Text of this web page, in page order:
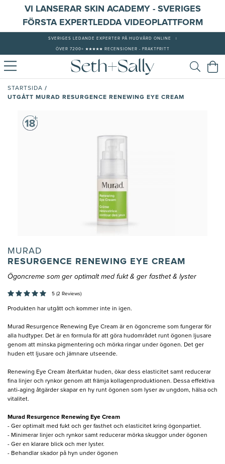
VI LANSERAR SKIN ACADEMY - SVERIGES
FÖRSTA EXPERTLEDDA VIDEOPLATTFORM
SVERIGES LEDANDE EXPERTER PÅ HUDVÅRD ONLINE
ÖVER 7200+ ★★★★★ RECENSIONER - FRAKTFRITT
STARTSIDA /
UTGÅTT MURAD RESURGENCE RENEWING EYE CREAM
MURAD
RESURGENCE RENEWING EYE CREAM
Ögoncreme som ger optimalt med fukt & ger fasthet & lyster
5 (2 Reviews)
Produkten har utgått och kommer inte in igen.
Murad Resurgence Renewing Eye Cream är en ögoncreme som fungerar för
alla hudtyper. Det är en formula för att göra hudområdet runt ögonen ljusare
genom att minska pigmentering och mörka ringar under ögonen. Det ger
huden ett ljusare och jämnare utseende.
Renewing Eye Cream återfuktar huden, ökar dess elasticitet samt reducerar
fina linjer och rynkor genom att främja kollagenproduktionen. Dessa effektiva
anti-aging åtgärder skapar en hy runt ögonen som lyser av ungdom, hälsa och
vitalitet.
Murad Resurgence Renewing Eye Cream
- Ger optimalt med fukt och ger fasthet och elasticitet kring ögonpartiet.
- Minimerar linjer och rynkor samt reducerar mörka skuggor under ögonen
- Ger en klarare blick och mer lyster.
- Behandlar skador på hyn under ögonen